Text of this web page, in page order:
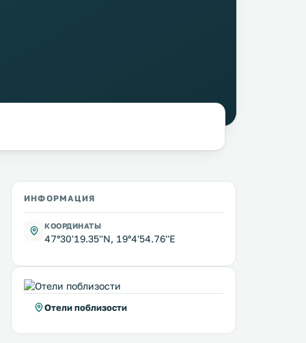
ИНФОРМАЦИЯ
КООРДИНАТЫ
47°30'19.35''N, 19°4'54.76''E
Отели поблизости